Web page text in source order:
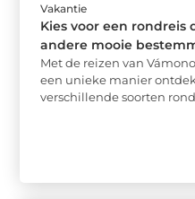
Vakantie
Kies voor een rondreis
andere mooie
Met de reizen van
een unieke manier
verschillende soorten